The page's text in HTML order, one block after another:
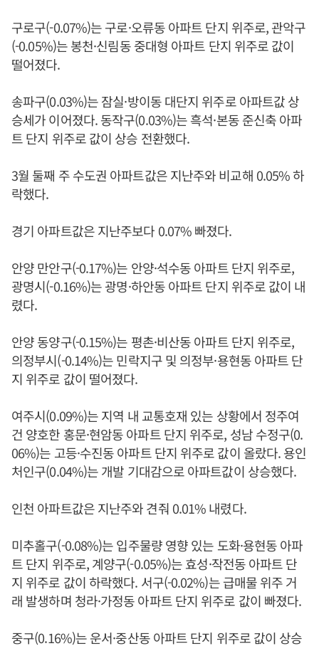
구로구(-0.07%)는 구로·오류동 아파트 단지 위주로, 관악구
(-0.05%)는 봉천·신림동 중대형 아파트 단지 위주로 값이
떨어졌다.
송파구(0.03%)는 잠실·방이동 대단지 위주로 아파트값 상
승세가 이어졌다. 동작구(0.03%)는 흑석·본동 준신축 아파
트 단지 위주로 값이 상승 전환했다.
3월 둘째 주 수도권 아파트값은 지난주와 비교해 0.05% 하
락했다.
경기 아파트값은 지난주보다 0.07% 빠졌다.
안양 만안구(-0.17%)는 안양·석수동 아파트 단지 위주로,
광명시(-0.16%)는 광명·하안동 아파트 단지 위주로 값이 내
렸다.
안양 동양구(-0.15%)는 평촌·비산동 아파트 단지 위주로,
의정부시(-0.14%)는 민락지구 및 의정부·용현동 아파트 단
지 위주로 값이 떨어졌다.
여주시(0.09%)는 지역 내 교통호재 있는 상황에서 정주여
건 양호한 홍문·현암동 아파트 단지 위주로, 성남 수정구(0.
06%)는 고등·수진동 아파트 단지 위주로 값이 올랐다. 용인
처인구(0.04%)는 개발 기대감으로 아파트값이 상승했다.
인천 아파트값은 지난주와 견줘 0.01% 내렸다.
미추홀구(-0.08%)는 입주물량 영향 있는 도화·용현동 아파
트 단지 위주로, 계양구(-0.05%)는 효성·작전동 아파트 단
지 위주로 값이 하락했다. 서구(-0.02%)는 급매물 위주 거
래 발생하며 청라·가정동 아파트 단지 위주로 값이 빠졌다.
중구(0.16%)는 운서·중산동 아파트 단지 위주로 값이 상승